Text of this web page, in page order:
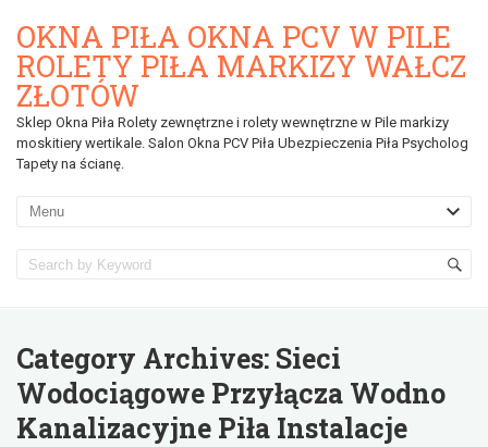
OKNA PIŁA OKNA PCV W PILE
ROLETY PIŁA MARKIZY WAŁCZ
ZŁOTÓW
Sklep Okna Piła Rolety zewnętrzne i rolety wewnętrzne w Pile markizy
moskitiery wertikale. Salon Okna PCV Piła Ubezpieczenia Piła Psycholog
Tapety na ścianę.
Category Archives: Sieci
Wodociągowe Przyłącza Wodno
Kanalizacyjne Piła Instalacje